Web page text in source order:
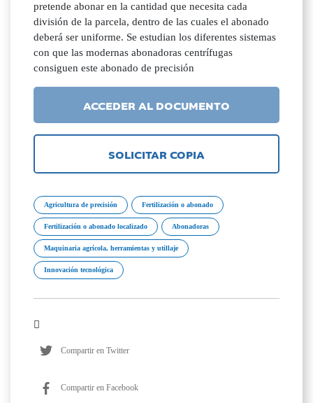
pretende abonar en la cantidad que necesita cada
división de la parcela, dentro de las cuales el abonado
deberá ser uniforme. Se estudian los diferentes sistemas
con que las modernas abonadoras centrífugas
consiguen este abonado de precisión
ACCEDER AL DOCUMENTO
SOLICITAR COPIA
Agricultura de precisión Fertilización o abonado
Fertilización o abonado localizado Abonadoras
Maquinaria agrícola, herramientas y utillaje
Innovación tecnológica
Compartir en Twitter
Compartir en Facebook